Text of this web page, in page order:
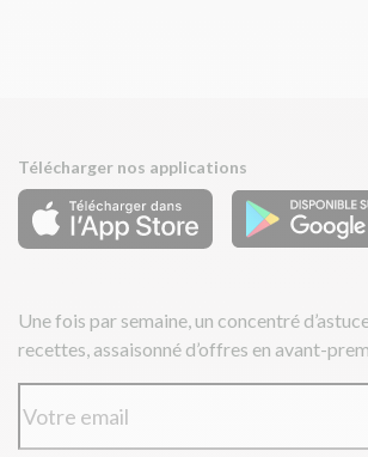
Télécharger nos applications
Une fois par semaine, un concentré
recettes, assaisonné d’offres en avant-